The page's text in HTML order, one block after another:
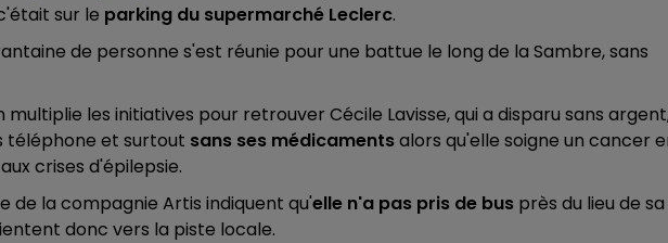
sur le parking du supermarché Leclerc.
de personne s'est réunie pour une battue le long de la Sambre, sans
les initiatives pour retrouver Cécile Lavisse, qui a disparu sans
téléphone et surtout sans ses médicamentsalors qu'elle soigne un cancer
crises d'épilepsie.
de la compagnie Artis indiquent qu'elle n'a pas pris de bus près du lieu de sa
donc vers la piste locale.